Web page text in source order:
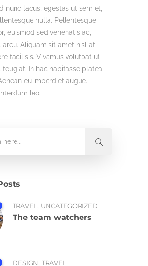
nunc lacus, egestas ut sem et,
nulla. Pellentesque
euismod sed venenatis ac,
arcu. Aliquam sit amet nisl at
facilisis. Vivamus volutpat ut
feugiat. In hac habitasse platea
eu imperdiet augue.
leo.
TRAVEL , UNCATEGORIZED
The team watchers
DESIGN, TRAVEL